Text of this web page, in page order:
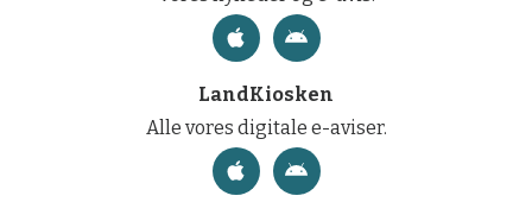
LandKiosken
Alle vores digitale e-aviser.